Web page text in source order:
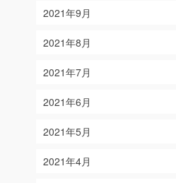
2021年9月
2021年8月
2021年7月
2021年6月
2021年5月
2021年4月